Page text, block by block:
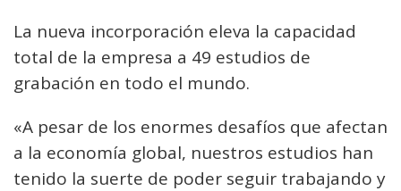
La nueva incorporación eleva la capacidad
total de la empresa a 49 estudios de
grabación en todo el mundo.
«A pesar de los enormes desafíos que afectan
a la economía global, nuestros estudios han
tenido la suerte de poder seguir trabajando y